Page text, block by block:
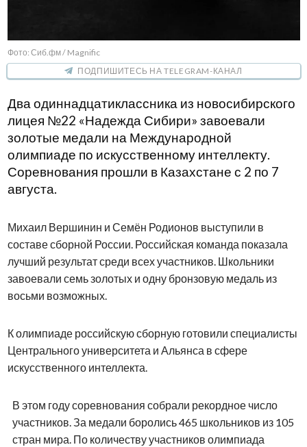
Фото: Сиб.фм / Magnific
ПОДПИШИТЕСЬ НА TELEGRAM-КАНАЛ
Два одиннадцатиклассника из новосибирского
лицея №22 «Надежда Сибири» завоевали
золотые медали на Международной
олимпиаде по искусственному интеллекту.
Соревнования прошли в Казахстане с 2 по 7
августа.
Михаил Вершинин и Семён Родионов выступили в
составе сборной России. Российская команда показала
лучший результат среди всех участников. Школьники
завоевали семь золотых и одну бронзовую медаль из
восьми возможных.
К олимпиаде российскую сборную готовили специалисты
Центрального университета и Альянса в сфере
искусственного интеллекта.
В этом году соревнования собрали рекордное число
участников. За медали боролись 465 школьников из 105
стран мира. По количеству участников олимпиада